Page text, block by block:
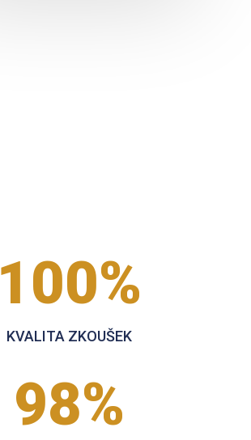
100%
KVALITA ZKOUŠEK
98%